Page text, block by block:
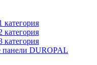
панели DUROPAL